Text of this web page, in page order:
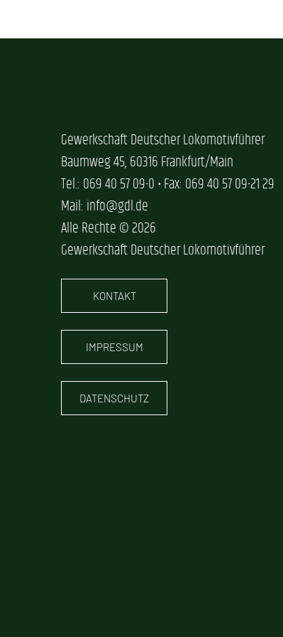
Gewerkschaft Deutscher Lokomotivführer
Baumweg 45, 60316 Frankfurt/Main
Tel.: 069 40 57 09-0 • Fax: 069 40 57 09-21 29
Mail: info@gdl.de
Alle Rechte © 2026
Gewerkschaft Deutscher Lokomotivführer
KONTAKT
IMPRESSUM
DATENSCHUTZ